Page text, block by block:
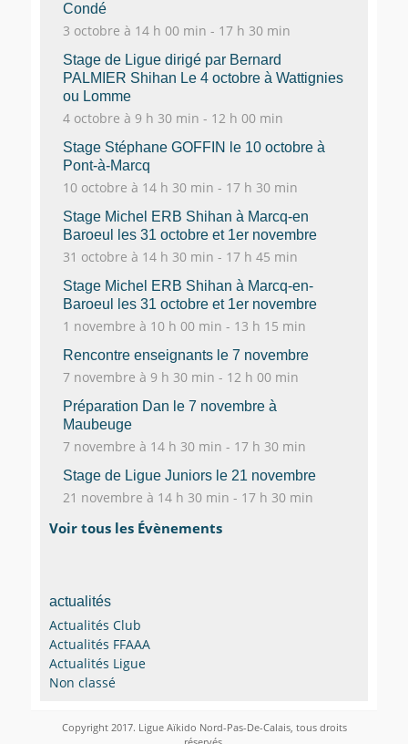
Condé
3 octobre à 14 h 00 min - 17 h 30 min
Stage de Ligue dirigé par Bernard
PALMIER Shihan Le 4 octobre à Wattignies
ou Lomme
4 octobre à 9 h 30 min - 12 h 00 min
Stage Stéphane GOFFIN le 10 octobre à
Pont-à-Marcq
10 octobre à 14 h 30 min - 17 h 30 min
Stage Michel ERB Shihan à Marcq-en
Baroeul les 31 octobre et 1er novembre
31 octobre à 14 h 30 min - 17 h 45 min
Stage Michel ERB Shihan à Marcq-en-
Baroeul les 31 octobre et 1er novembre
1 novembre à 10 h 00 min - 13 h 15 min
Rencontre enseignants le 7 novembre
7 novembre à 9 h 30 min - 12 h 00 min
Préparation Dan le 7 novembre à
Maubeuge
7 novembre à 14 h 30 min - 17 h 30 min
Stage de Ligue Juniors le 21 novembre
21 novembre à 14 h 30 min - 17 h 30 min
Voir tous les Évènements
actualités
Actualités Club
Actualités FFAAA
Actualités Ligue
Non classé
Copyright 2017. Ligue Aïkido Nord-Pas-De-Calais, tous droits